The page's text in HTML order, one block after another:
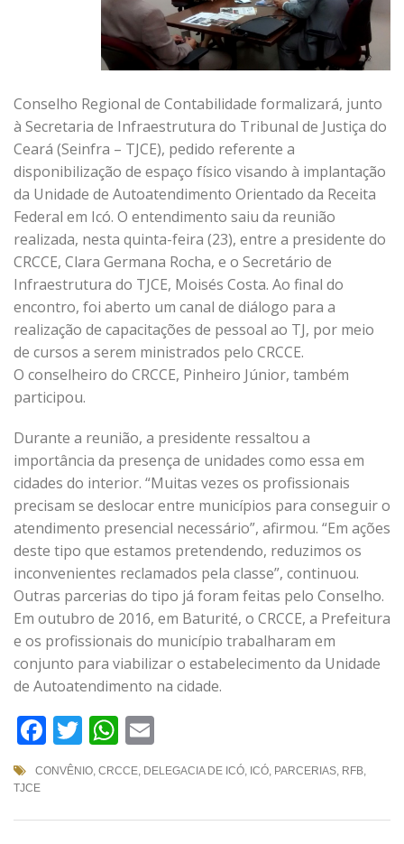
Conselho Regional de Contabilidade formalizará, junto
à Secretaria de Infraestrutura do Tribunal de Justiça do
Ceará (Seinfra – TJCE), pedido referente a
disponibilização de espaço físico visando à implantação
da Unidade de Autoatendimento Orientado da Receita
Federal em Icó. O entendimento saiu da reunião
realizada, nesta quinta-feira (23), entre a presidente do
CRCCE, Clara Germana Rocha, e o Secretário de
Infraestrutura do TJCE, Moisés Costa. Ao final do
encontro, foi aberto um canal de diálogo para a
realização de capacitações de pessoal ao TJ, por meio
de cursos a serem ministrados pelo CRCCE.
O conselheiro do CRCCE, Pinheiro Júnior, também
participou.
Durante a reunião, a presidente ressaltou a
importância da presença de unidades como essa em
cidades do interior. “Muitas vezes os profissionais
precisam se deslocar entre municípios para conseguir o
atendimento presencial necessário”, afirmou. “Em ações
deste tipo que estamos pretendendo, reduzimos os
inconvenientes reclamados pela classe”, continuou.
Outras parcerias do tipo já foram feitas pelo Conselho.
Em outubro de 2016, em Baturité, o CRCCE, a Prefeitura
e os profissionais do município trabalharam em
conjunto para viabilizar o estabelecimento da Unidade
de Autoatendimento na cidade.
Facebook
TwitterWhatsApp
CONVÊNIO, CRCCE, DELEGACIA DE ICÓ, ICÓ, PARCERIAS, RFB,
TJCE